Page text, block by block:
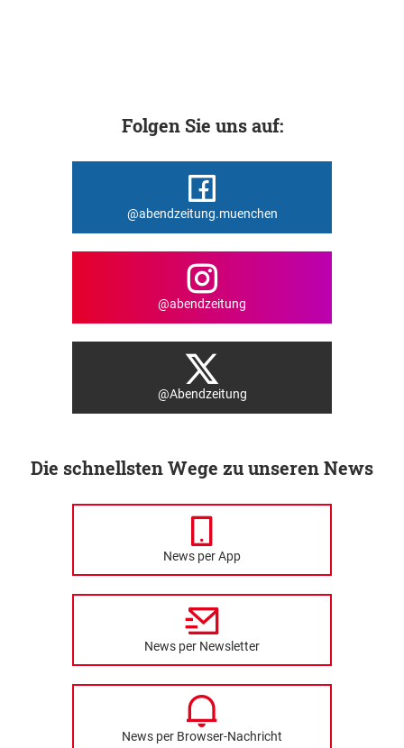
Folgen Sie uns auf:
@abendzeitung.muenchen
@abendzeitung
@Abendzeitung
Die schnellsten Wege zu unseren News
News per App
News per Newsletter
News per Browser-Nachricht